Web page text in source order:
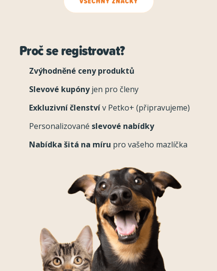
Proč se registrovat?
Zvýhodněné ceny produktů
Slevové kupónyjen pro členy
Exkluzivní členstvív Petko+ (připravujeme)
Personalizované slevové nabídky
Nabídka šitá na míru pro vašeho mazlíčka